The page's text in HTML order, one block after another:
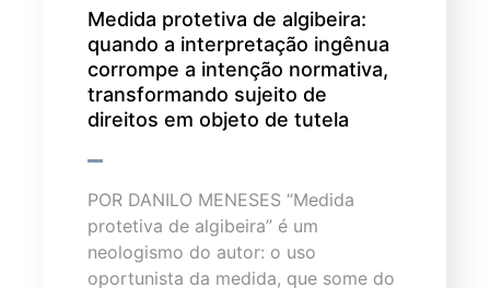
Medida protetiva de algibeira:
quando a interpretação ingênua
corrompe a intenção normativa,
transformando sujeito de
direitos em objeto de tutela
POR DANILO MENESES “Medida
protetiva de algibeira” é um
neologismo do autor: o uso
oportunista da medida, que some do